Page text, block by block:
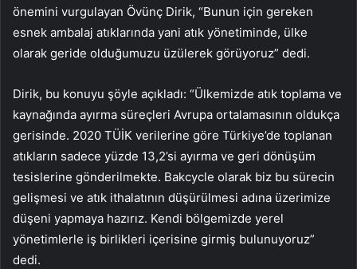
önemini vurgulayan Övünç Dirik, “Bunun için gereken
esnek ambalaj atıklarında yani atık yönetiminde, ülke
olarak geride olduğumuzu üzülerek görüyoruz” dedi.
Dirik, bu konuyu şöyle açıkladı: “Ülkemizde atık toplama ve
kaynağında ayırma süreçleri Avrupa ortalamasının oldukça
gerisinde. 2020 TÜİK verilerine göre Türkiye’de toplanan
atıkların sadece yüzde 13,2’si ayırma ve geri dönüşüm
tesislerine gönderilmekte. Bakcycle olarak biz bu sürecin
gelişmesi ve atık ithalatının düşürülmesi adına üzerimize
düşeni yapmaya hazırız. Kendi bölgemizde yerel
yönetimlerle iş birlikleri içerisine girmiş bulunuyoruz”
dedi.